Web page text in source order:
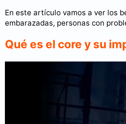
En este artículo vamos a ver los
embarazadas, personas con
Qué es el core y su